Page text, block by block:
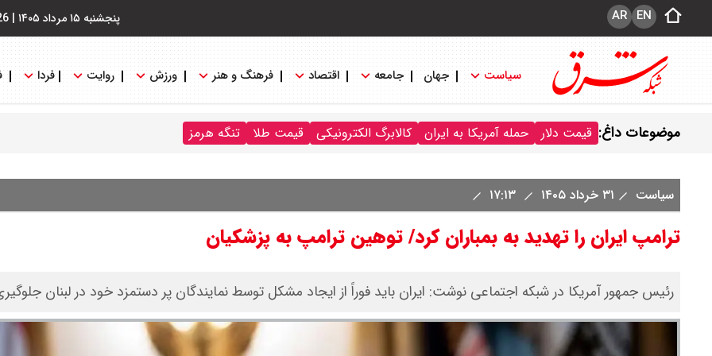
پنجشنبه ۱۵ مرداد ۱۴۰۵ | EN
AR
سیاست جهان جامعه اقتصاد فرهنگ و هنر ورزش روایت فردا
موضوعات داغ: قیمت دلار حمله آمریکا به ایران کالابرگ الکترونیکی قیمت طلا تنگه هرمز
سیاست ۳۱ خرداد ۱۴۰۵
ترامپ ایران را تهدید به بمباران کرد/ توهین ترامپ به پزشکیان
رئیس جمهور آمریکا در شبکه اجتماعی نوشت: ایران باید فوراً از ایجاد مشکل توسط نمایندگان پر دستمزد خود در لبنان